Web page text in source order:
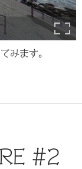
みます。
#2